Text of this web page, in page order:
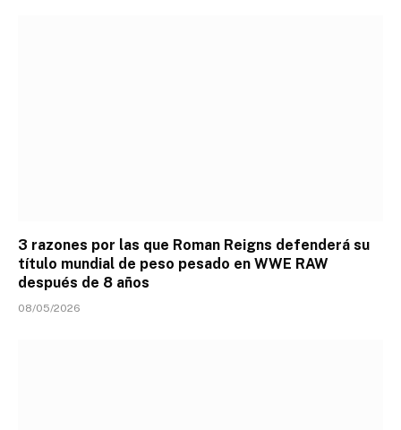
3 razones por las que Roman Reigns defenderá su
título mundial de peso pesado en WWE RAW
después de 8 años
08/05/2026